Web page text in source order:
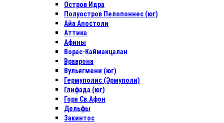
Остров Идра
Полуостров Пелопоннес (юг)
Айа Апостоли
Аттика
Афины
Ворас-Каймакцалан
Враврона
Вульягмени (юг)
Гермуполис (Эрмуполи)
Глифада (юг)
Гора Св.Афон
Дельфы
Закинтос